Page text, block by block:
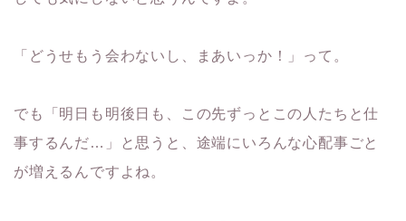
「どうせもう会わないし、まあいっか！」って。
でも「明日も明後日も、この先ずっとこの人たちと仕
事するんだ…」と思うと、途端にいろんな心配事ごと
が増えるんですよね。